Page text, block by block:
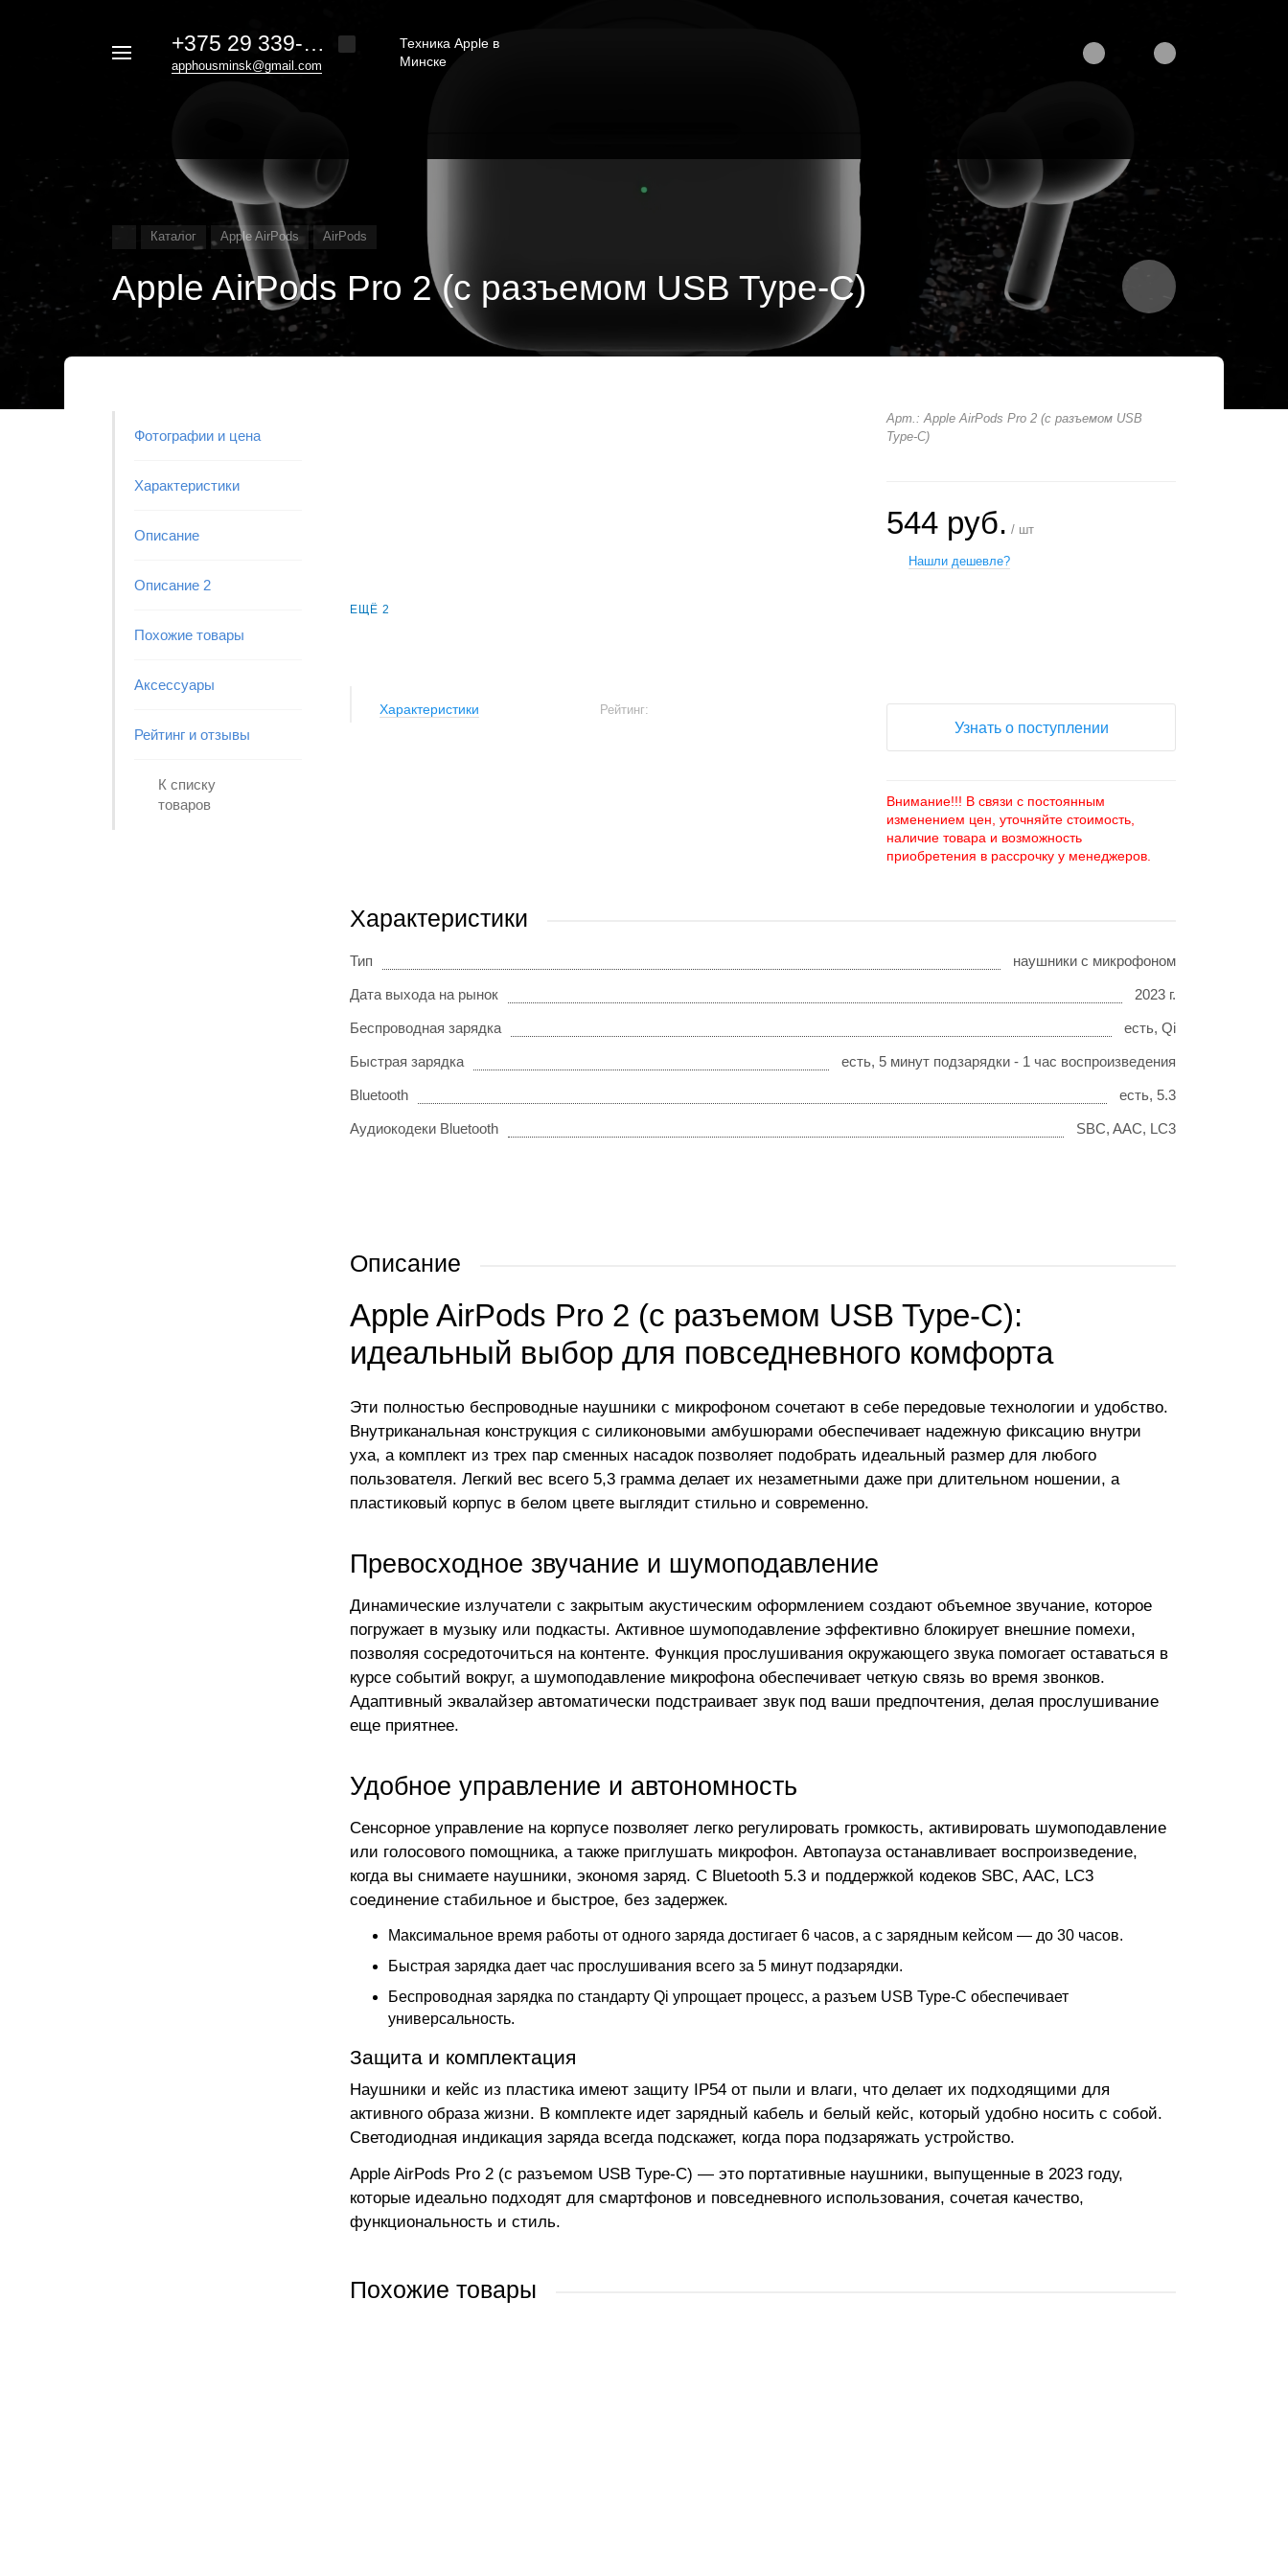
+375 29 339-20-30
apphousminsk@gmail.com
Техника Apple в
Минске
Каталог Apple AirPods AirPods
Apple AirPods Pro 2 (с разъемом USB Type-C)
Фотографии и цена
Характеристики
Описание
Описание 2
Похожие товары
Аксессуары
Рейтинг и отзывы
К списку
товаров
ЕЩЁ 2
Характеристики Рейтинг:
Арт.: Apple AirPods Pro 2 (с разъемом USB
Type-C)
544 руб. / шт
Нашли дешевле?
Узнать о поступлении
Внимание!!! В связи с постоянным
изменением цен, уточняйте стоимость,
наличие товара и возможность
приобретения в рассрочку у менеджеров.
Характеристики
Тип наушники с микрофоном
Дата выхода на рынок 2023 г.
Беспроводная зарядка есть, Qi
Быстрая зарядка есть, 5 минут подзарядки - 1 час воспроизведения
Bluetooth есть, 5.3
Аудиокодеки Bluetooth SBC, AAC, LC3
Описание
Apple AirPods Pro 2 (с разъемом USB Type-C):
идеальный выбор для повседневного комфорта
Эти полностью беспроводные наушники с микрофоном сочетают в себе передовые технологии и удобство.
Внутриканальная конструкция с силиконовыми амбушюрами обеспечивает надежную фиксацию внутри
уха, а комплект из трех пар сменных насадок позволяет подобрать идеальный размер для любого
пользователя. Легкий вес всего 5,3 грамма делает их незаметными даже при длительном ношении, а
пластиковый корпус в белом цвете выглядит стильно и современно.
Превосходное звучание и шумоподавление
Динамические излучатели с закрытым акустическим оформлением создают объемное звучание, которое
погружает в музыку или подкасты. Активное шумоподавление эффективно блокирует внешние помехи,
позволяя сосредоточиться на контенте. Функция прослушивания окружающего звука помогает оставаться в
курсе событий вокруг, а шумоподавление микрофона обеспечивает четкую связь во время звонков.
Адаптивный эквалайзер автоматически подстраивает звук под ваши предпочтения, делая прослушивание
еще приятнее.
Удобное управление и автономность
Сенсорное управление на корпусе позволяет легко регулировать громкость, активировать шумоподавление
или голосового помощника, а также приглушать микрофон. Автопауза останавливает воспроизведение,
когда вы снимаете наушники, экономя заряд. С Bluetooth 5.3 и поддержкой кодеков SBC, AAC, LC3
соединение стабильное и быстрое, без задержек.
Максимальное время работы от одного заряда достигает 6 часов, а с зарядным кейсом — до 30 часов.
Быстрая зарядка дает час прослушивания всего за 5 минут подзарядки.
Беспроводная зарядка по стандарту Qi упрощает процесс, а разъем USB Type-C обеспечивает
универсальность.
Защита и комплектация
Наушники и кейс из пластика имеют защиту IP54 от пыли и влаги, что делает их подходящими для
активного образа жизни. В комплекте идет зарядный кабель и белый кейс, который удобно носить с собой.
Светодиодная индикация заряда всегда подскажет, когда пора подзаряжать устройство.
Apple AirPods Pro 2 (с разъемом USB Type-C) — это портативные наушники, выпущенные в 2023 году,
которые идеально подходят для смартфонов и повседневного использования, сочетая качество,
функциональность и стиль.
Похожие товары